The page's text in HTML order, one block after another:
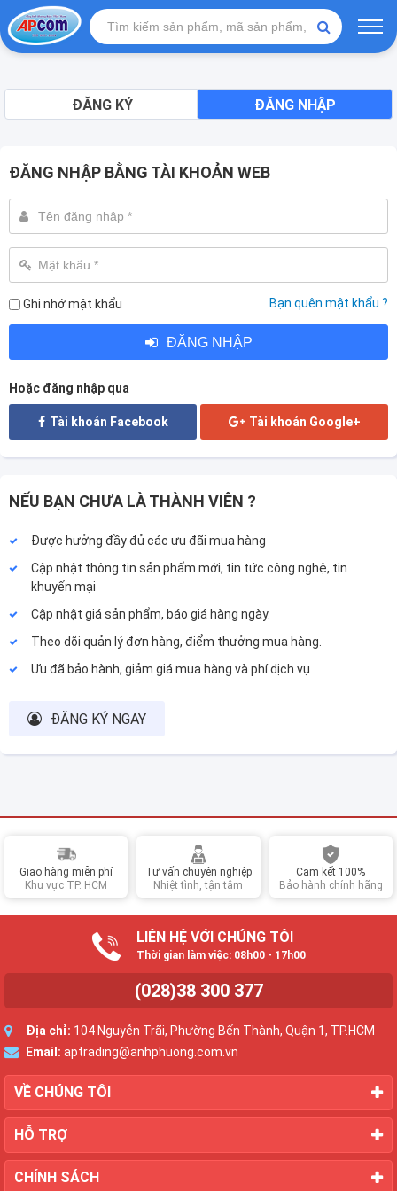
ĐĂNG KÝ ĐĂNG NHẬP
ĐĂNG NHẬP BẰNG TÀI KHOẢN WEB
Ghi nhớ mật khẩu Bạn quên mật khẩu ?
ĐĂNG NHẬP
Hoặc đăng nhập qua
Tài khoản Facebook Tài khoản Google+
NẾU BẠN CHƯA LÀ THÀNH VIÊN ?
Được hưởng đầy đủ các ưu đãi mua hàng
Cập nhật thông tin sản phẩm mới, tin tức công nghệ, tin
khuyến mại
Cập nhật giá sản phẩm, báo giá hàng ngày.
Theo dõi quản lý đơn hàng, điểm thưởng mua hàng.
Ưu đã bảo hành, giảm giá mua hàng và phí dịch vụ
ĐĂNG KÝ NGAY
Giao hàng miễn phí
Khu vực TP. HCM
Tư vấn chuyên nghiệp
Nhiệt tình, tận tâm
Cam kết 100%
Bảo hành chính hãng
LIÊN HỆ VỚI CHÚNG TÔI
Thời gian làm việc: 08h00 - 17h00
(028)38 300 377
Địa chỉ: 104 Nguyễn Trãi, Phường Bến Thành, Quận 1, TP.HCM
Email: aptrading@anhphuong.com.vn
VỀ CHÚNG TÔI
HỖ TRỢ
CHÍNH SÁCH